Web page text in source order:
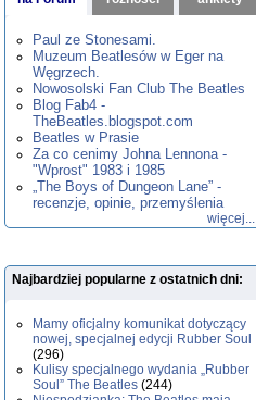
,1982,1983 ,1984,
1985, 1986,1987,1988
1990,1991 ,1992,1993 ,1994,
1995,1996, 1999
2000,2001,2002 ,2003,2004,
2005,2006, 2007
2010,2011,2012,2013,2014
2015,2016, 2017,
2020,2021,2022,2023,2024 ,
2025,2026
Paul ze Stonesami.
Muzeum Beatlesów w Eger na
Węgrzech.
Nowosolski Fan Club The Beatles
Blog Fab4 -
TheBeatles.blogspot.com
Beatles w Prasie
Za co cenimy Johna Lennona -
"Wprost" 1983 i 1985
„The Boys of Dungeon Lane” -
recenzje, opinie, przemyślenia
więcej...
Najbardziej popularne z ostatnich dni:
Mamy oficjalny komunikat dotyczący
nowej, specjalnej edycji Rubber Soul
(296)
Kulisy specjalnego wydania „Rubber
Soul” The Beatles (244)